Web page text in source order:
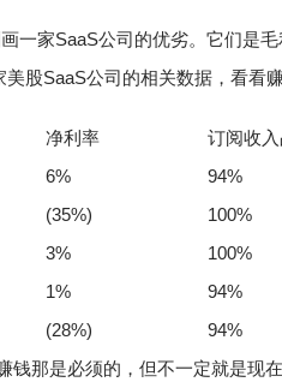
一家SaaS公司的优劣。它们是
股SaaS公司的相关数据，看看
净利率 订阅收
6%
94%
(35%) 100%
3% 100%
1% 94%
(28%) 94%
那是必须的，但不一定就是现在